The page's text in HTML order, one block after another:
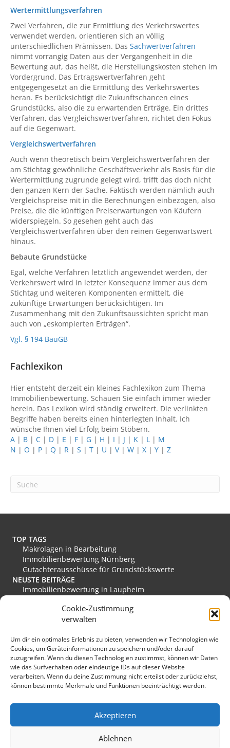
Cookie-Zustimmung
verwalten
Um dir ein optimales Erlebnis zu bieten, verwenden wir Technologien wie
Cookies, um Geräteinformationen zu speichern und/oder darauf
zuzugreifen. Wenn du diesen Technologien zustimmst, können wir Daten
wie das Surfverhalten oder eindeutige IDs auf dieser Website
verarbeiten. Wenn du deine Zustimmung nicht erteilst oder zurückziehst,
können bestimmte Merkmale und Funktionen beeinträchtigt werden.
Akzeptieren
Ablehnen
Wertermittlungsverfahren
Zwei Verfahren, die zur Ermittlung des Verkehrswertes
verwendet werden, orientieren sich an völlig
unterschiedlichen Prämissen. Das Sachwertverfahren
nimmt vorrangig Daten aus der Vergangenheit in die
Bewertung auf, das heißt, die Herstellungskosten stehen im
Vordergrund. Das Ertragswertverfahren geht
entgegengesetzt an die Ermittlung des Verkehrswertes
heran. Es berücksichtigt die Zukunftschancen eines
Grundstücks, also die zu erwartenden Erträge. Ein drittes
Verfahren, das Vergleichswertverfahren, richtet den Fokus
auf die Gegenwart.
Vergleichswertverfahren
Auch wenn theoretisch beim Vergleichswertverfahren der
am Stichtag gewöhnliche Geschäftsverkehr als Basis für die
Wertermittlung zugrunde gelegt wird, trifft das doch nicht
den ganzen Kern der Sache. Faktisch werden nämlich auch
Vergleichspreise mit in die Berechnungen einbezogen, also
Preise, die die künftigen Preiserwartungen von Käufern
widerspiegeln. So gesehen geht auch das
Vergleichswertverfahren über den reinen Gegenwartswert
hinaus.
Bebaute Grundstücke
Egal, welche Verfahren letztlich angewendet werden, der
Verkehrswert wird in letzter Konsequenz immer aus dem
Stichtag und weiteren Komponenten ermittelt, die
zukünftige Erwartungen berücksichtigen. Im
Zusammenhang mit den Zukunftsaussichten spricht man
auch von „eskompierten Erträgen“.
Vgl. § 194 BauGB
Fachlexikon
Hier entsteht derzeit ein kleines Fachlexikon zum Thema
Immobilienbewertung. Schauen Sie einfach immer wieder
herein. Das Lexikon wird ständig erweitert. Die verlinkten
Begriffe haben bereits einen hinterlegten Inhalt. Ich
wünsche Ihnen viel Erfolg beim Stöbern.
A | B | C | D | E | F | G | H | I | J | K | L | M
N | O | P | Q | R | S | T | U | V| W | X | Y | Z
TOP TAGS
Makrolagen in Bearbeitung
Immobilienbewertung Nürnberg
Gutachterausschüsse für Grundstückswerte
NEUSTE BEITRÄGE
Immobilienbewertung in Laupheim
Immobilienbewertung in Edewecht
Immobilienbewertung in Stadthagen
Immobilienbewertung in Eislingen/Fils
MEINE FAVORITEN
Verkehrswert
Grundstücksmarkt Deutschland
Immobilienmarkt Duisburg
Immobilienmarkt Hückeswagen
Kopfbild: lichtkunst.73 / pixelio.de